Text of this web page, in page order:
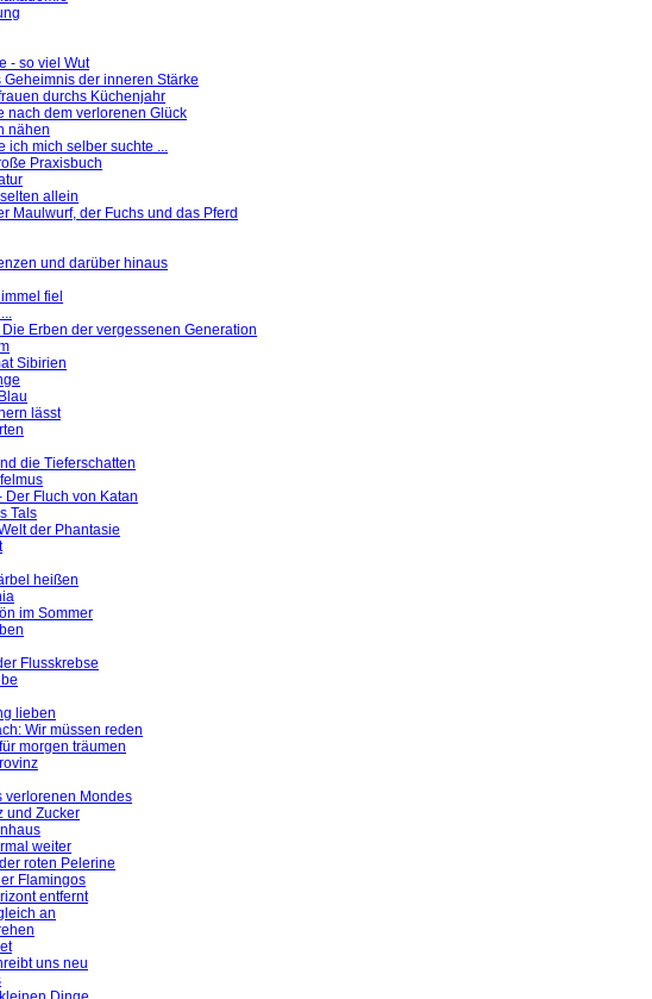
- so viel Wut
Geheimnis der inneren Stärke
durchs Küchenjahr
nach dem verlorenen Glück
nähen
ich mich selber suchte ...
Praxisbuch
allein
Maulwurf, der Fuchs und das Pferd
und darüber hinaus
fiel
Erben der vergessenen Generation
Sibirien
lässt
die Tieferschatten
Der Fluch von Katan
Tals
der Phantasie
heißen
im Sommer
Flusskrebse
lieben
Wir müssen reden
morgen träumen
verlorenen Mondes
und Zucker
weiter
roten Pelerine
Flamingos
entfernt
an
uns neu